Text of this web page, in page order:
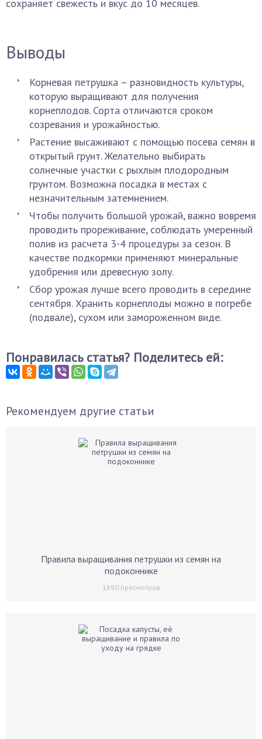
сохраняет свежесть и вкус до 10 месяцев.
Выводы
Корневая петрушка – разновидность культуры,
которую выращивают для получения
корнеплодов. Сорта отличаются сроком
созревания и урожайностью.
Растение высаживают с помощью посева семян в
открытый грунт. Желательно выбирать
солнечные участки с рыхлым плодородным
грунтом. Возможна посадка в местах с
незначительным затемнением.
Чтобы получить большой урожай, важно вовремя
проводить прореживание, соблюдать умеренный
полив из расчета 3-4 процедуры за сезон. В
качестве подкормки применяют минеральные
удобрения или древесную золу.
Сбор урожая лучше всего проводить в середине
сентября. Хранить корнеплоды можно в погребе
(подвале), сухом или замороженном виде.
Понравилась статья? Поделитесь ей:
Рекомендуем другие статьи
Правила выращивания петрушки из семян на
подоконнике
1690просмотров